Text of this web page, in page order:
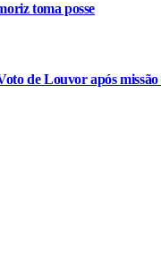
toma posse
de Louvor após